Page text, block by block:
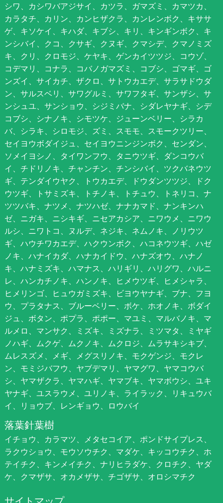
シワ、カシワバアジサイ、カツラ、ガマズミ、カマツカ、
カラタチ、カリン、カンヒザクラ、カンレンボク、キササ
ゲ、キソケイ、キハダ、キブシ、キリ、キンギンボク、キ
ンシバイ、クコ、クサギ、クヌギ、クマシデ、クマノミズ
キ、クリ、クロモジ、ケヤキ、ゲンカイツツジ、コウゾ、
コデマリ、コナラ、コバノガマズミ、コブシ、ゴマギ、ゴ
ンズイ、サイカチ、ザクロ、サトウカエデ、サラサドウダ
ン、サルスベリ、サワグルミ、サワフタギ、サンザシ、サ
ンシュユ、サンショウ、シジミバナ、シダレヤナギ、シデ
コブシ、シナノキ、シモツケ、ジューンベリー、シラカ
バ、シラキ、シロモジ、ズミ、スモモ、スモークツリー、
セイヨウボダイジュ、セイヨウニンジンボク、センダン、
ソメイヨシノ、タイワンフウ、タニウツギ、ダンコウバ
イ、チドリノキ、チャンチン、チンシバイ、ツクバネウツ
ギ、テンダイウヤク、トウカエデ、ドウダンツツジ、ドク
ウツギ、トサミズキ、トチノキ、トチュウ、トネリコ、ナ
ツツバキ、ナツメ、ナツハゼ、ナナカマド、ナンキンハ
ゼ、ニガキ、ニシキギ、ニセアカシア、ニワウメ、ニワウ
ルシ、ニワトコ、ヌルデ、ネジキ、ネムノキ、ノリウツ
ギ、ハウチワカエデ、ハクウンボク、ハコネウツギ、ハゼ
ノキ、ハナイカダ、ハナカイドウ、ハナズオウ、ハナノ
キ、ハナミズキ、ハマナス、ハリギリ、ハリグワ、ハルニ
レ、ハンカチノキ、ハンノキ、ヒメウツギ、ヒメシャラ、
ヒメリンゴ、ヒュウガミズキ、ビヨウヤナギ、ブナ、フヨ
ウ、プラタナス、ブルーベリー、ボケ、ホオノキ、ボダイ
ジュ、ボタン、ポプラ、ポポー、マユミ、マルバノキ、マ
ルメロ、マンサク、ミズキ、ミズナラ、ミツマタ、ミヤギ
ノハギ、ムクゲ、ムクノキ、ムクロジ、ムラサキシキブ、
ムレスズメ、メギ、メグスリノキ、モクゲンジ、モクレ
ン、モミジバフウ、ヤブデマリ、ヤマグワ、ヤマコウバ
シ、ヤマザクラ、ヤマハギ、ヤマブキ、ヤマボウシ、ユキ
ヤナギ、ユスラウメ、ユリノキ、ライラック、リキュウバ
イ、リョウブ、レンギョウ、ロウバイ
落葉針葉樹
イチョウ、カラマツ、メタセコイア、ポンドサイプレス、
ラクウショウ、モウソウチク、マダケ、キッコウチク、ホ
テイチク、キンメイチク、ナリヒラダケ、クロチク、ヤダ
ケ、クマザサ、オカメザサ、チゴザサ、オロシマチク